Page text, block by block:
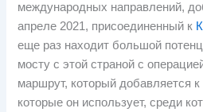
международных направлений,
апреле 2021, присоединенный к
еще раз находит большой
мосту с этой страной с
маршрут, который добавляется
которые он использует, среди